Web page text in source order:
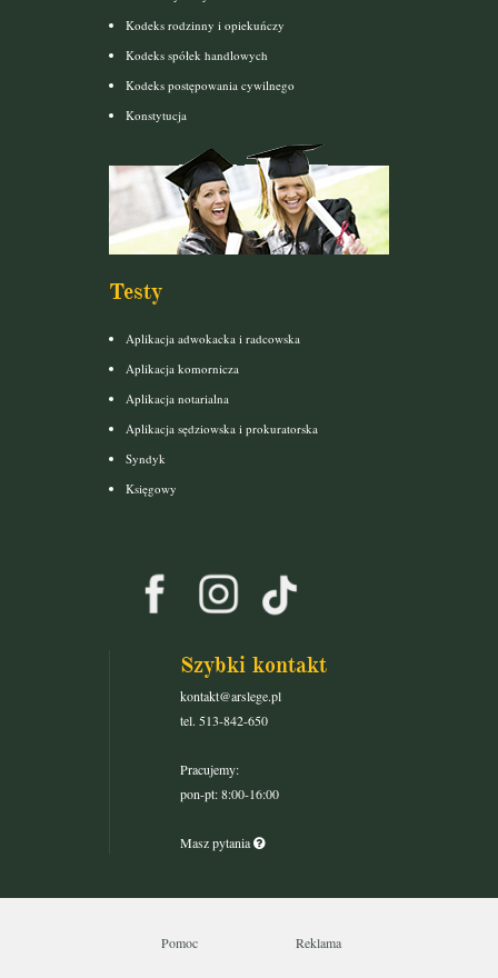
Kodeks rodzinny i opiekuńczy
Kodeks spółek handlowych
Kodeks postępowania cywilnego
Konstytucja
Testy
Aplikacja adwokacka i radcowska
Aplikacja komornicza
Aplikacja notarialna
Aplikacja sędziowska i prokuratorska
Syndyk
Księgowy
Szybki kontakt
kontakt@arslege.pl
tel. 513-842-650
Pracujemy:
pon-pt: 8:00-16:00
Masz pytania
Pomoc Reklama